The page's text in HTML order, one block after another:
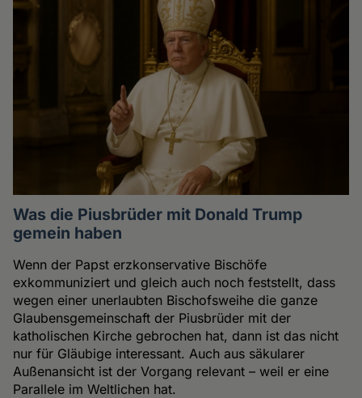
Was die Piusbrüder mit Donald Trump
gemein haben
Wenn der Papst erzkonservative Bischöfe
exkommuniziert und gleich auch noch feststellt, dass
wegen einer unerlaubten Bischofsweihe die ganze
Glaubensgemeinschaft der Piusbrüder mit der
katholischen Kirche gebrochen hat, dann ist das nicht
nur für Gläubige interessant. Auch aus säkularer
Außenansicht ist der Vorgang relevant – weil er eine
Parallele im Weltlichen hat.